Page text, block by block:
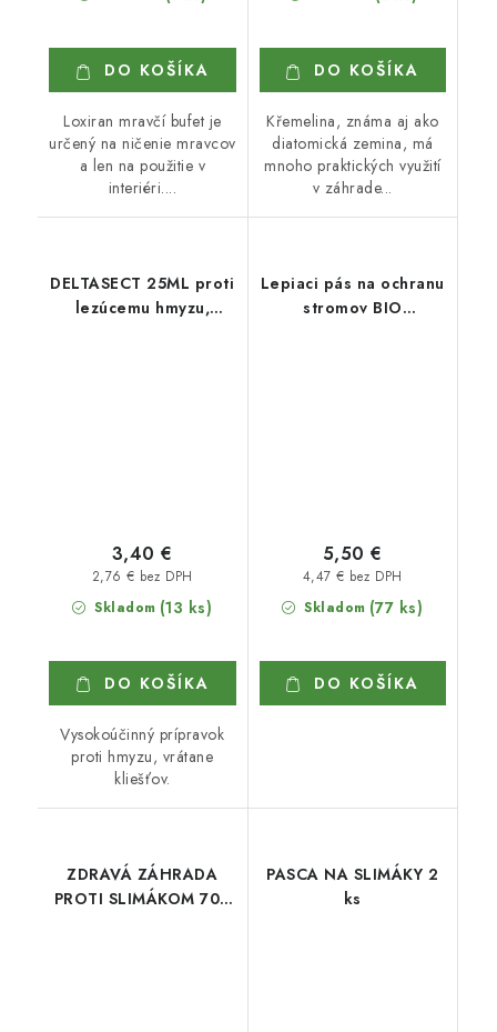
DO KOŠÍKA
Loxiran mravčí bufet je
určený na ničenie mravcov
a len na použitie v
interiéri....
DO KOŠÍKA
Křemelina, známa aj ako
diatomická zemina, má
mnoho praktických využití
v záhrade...
DELTASECT 25ML proti
lezúcemu hmyzu,
Skladom (13 ks)
2,76 € bez DPH
3,40 €
DO KOŠÍKA
Vysokoúčinný prípravok
proti hmyzu, vrátane
kliešťov.
Lepiaci pás na ochranu
stromov BIO
Skladom (77 ks)
4,47 € bez DPH
5,50 €
DO KOŠÍKA
ZDRAVÁ ZÁHRADA
PROTI SLIMÁKOM 700
PASCA NA SLIMÁKY 2
ks